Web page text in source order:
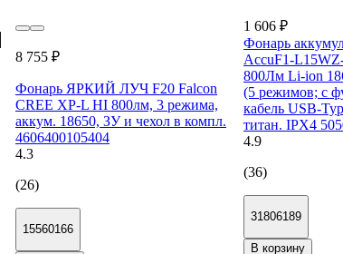
8 755 ₽
Фонарь ЯРКИЙ ЛУЧ F20 Falcon
CREE XP-L HI 800лм, 3 режима,
аккум. 18650, ЗУ и чехол в компл.
4606400105404
4.3
(26)
15560166
1 606 ₽
Фонарь
AccuF1-
800Лм Li-ion
(5 режимов; с
кабель USB-
титан. IPX4
4.9
(36)
31806189
В корзину